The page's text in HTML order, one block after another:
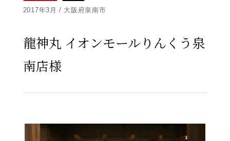
2017年3月 大阪府泉南市
龍神丸 イオンモールりんくう泉
南店様